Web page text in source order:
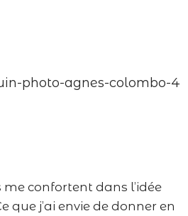
me confortent dans l’idée
que j’ai envie de donner en